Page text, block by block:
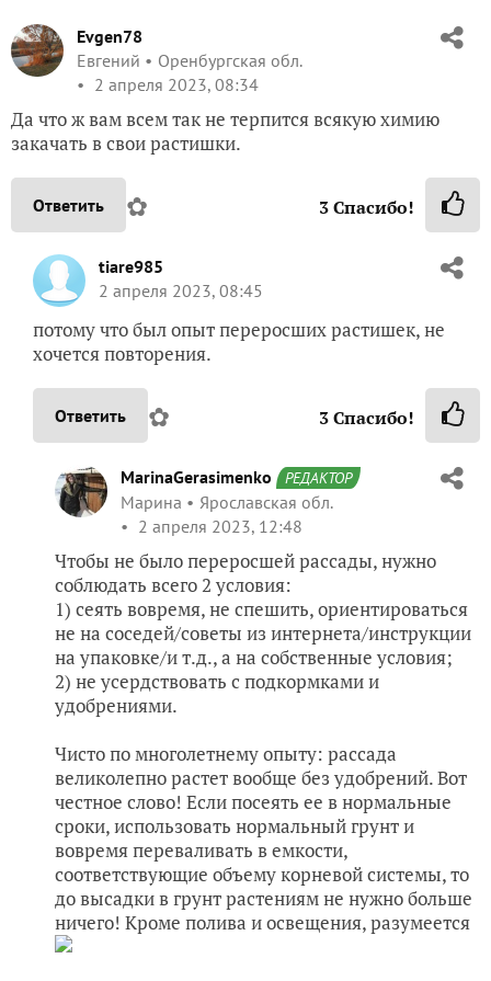
Evgen78
Евгений
Оренбургская обл.
2 апреля 2023, 08:34
Да что ж вам всем так не терпится всякую химию
закачать в свои растишки.
Ответить ✿ 3Спасибо!
tiare985
2 апреля 2023, 08:45
потому что был опыт переросших растишек, не
хочется повторения.
Ответить ✿ 3Спасибо!
MarinaGerasimenko РЕДАКТОР
Марина
Ярославская обл.
2 апреля 2023, 12:48
Чтобы не было переросшей рассады, нужно
соблюдать всего 2 условия:
1) сеять вовремя, не спешить, ориентироваться
не на соседей/советы из интернета/инструкции
на упаковке/и т.д., а на собственные условия;
2) не усердствовать с подкормками и
удобрениями.
Чисто по многолетнему опыту: рассада
великолепно растет вообще без удобрений. Вот
честное слово! Если посеять ее в нормальные
сроки, использовать нормальный грунт и
вовремя переваливать в емкости,
соответствующие объему корневой системы, то
до высадки в грунт растениям не нужно больше
ничего! Кроме полива и освещения, разумеется